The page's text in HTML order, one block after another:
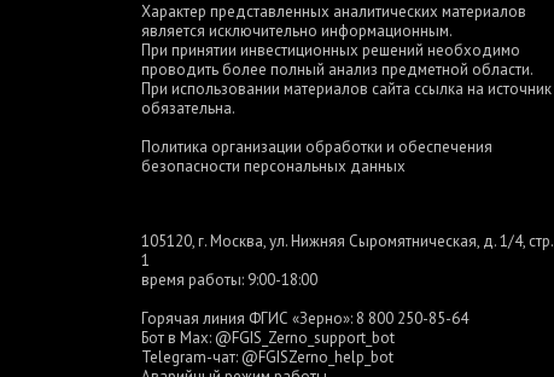
Характер представленных аналитических материалов
является исключительно информационным.
При принятии инвестиционных решений необходимо
проводить более полный анализ предметной области.
При использовании материалов сайта ссылка на источник
обязательна.
Политика организации обработки и обеспечения
безопасности персональных данных
105120, г. Москва, ул. Нижняя Сыромятническая, д. 1/4, стр.
1
время работы: 9:00-18:00
Горячая линия ФГИС «Зерно»: 8 800 250-85-64
Бот в Max: @FGIS_Zerno_support_bot
Telegram-чат: @FGISZerno_help_bot